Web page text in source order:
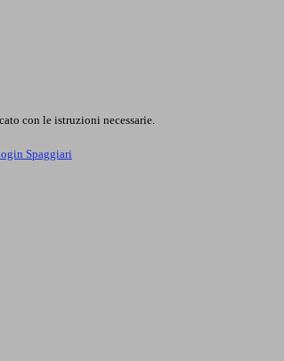
con le istruzioni necessarie.
Spaggiari